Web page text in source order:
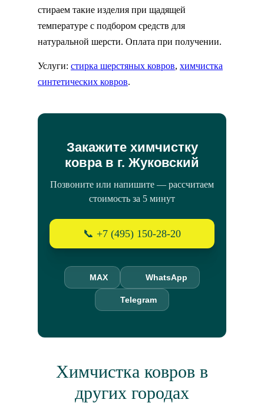
стираем такие изделия при щадящей
температуре с подбором средств для
натуральной шерсти. Оплата при получении.
Услуги: стирка шерстяных ковров, химчистка
синтетических ковров.
Закажите химчистку
ковра в г. Жуковский
Позвоните или напишите — рассчитаем
стоимость за 5 минут
📞 +7 (495) 150-28-20
MAX WhatsApp
Telegram
Химчистка ковров в
других городах